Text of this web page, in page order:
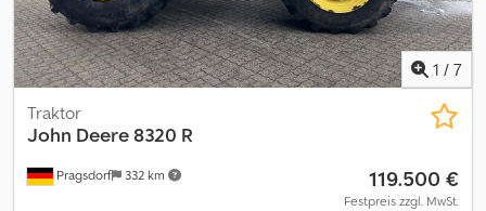
1 / 7
Pragsdorf 332 km
Traktor
John Deere8320 R
119.500 €
Festpreis zzgl. MwSt.